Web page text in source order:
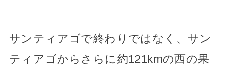
サンティアゴで終わりではなく、サン
ティアゴからさらに約121kmの西の果